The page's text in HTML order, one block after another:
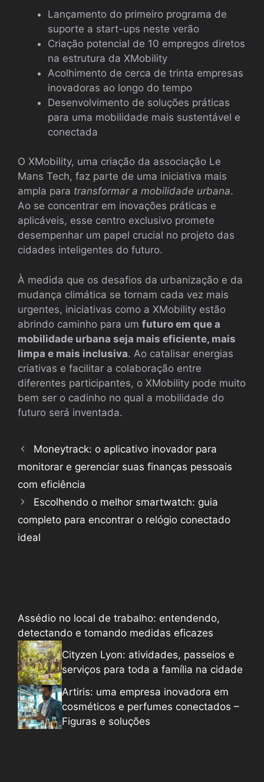
Lançamento do primeiro programa de
suporte a start-ups neste verão
Criação potencial de 10 empregos diretos
na estrutura da XMobility
Acolhimento de cerca de trinta empresas
inovadoras ao longo do tempo
Desenvolvimento de soluções práticas
para uma mobilidade mais sustentável e
conectada
O XMobility, uma criação da associação Le
Mans Tech, faz parte de uma iniciativa mais
ampla para transformar a mobilidade urbana.
Ao se concentrar em inovações práticas e
aplicáveis, esse centro exclusivo promete
desempenhar um papel crucial no projeto das
cidades inteligentes do futuro.
À medida que os desafios da urbanização e da
mudança climática se tornam cada vez mais
urgentes, iniciativas como a XMobility estão
abrindo caminho para um futuro em que a
mobilidade urbana seja mais eficiente, mais
limpa e mais inclusiva. Ao catalisar energias
criativas e facilitar a colaboração entre
diferentes participantes, o XMobility pode muito
bem ser o cadinho no qual a mobilidade do
futuro será inventada.
Moneytrack: o aplicativo inovador para
monitorar e gerenciar suas finanças pessoais
com eficiência
Escolhendo o melhor smartwatch: guia
completo para encontrar o relógio conectado
ideal
Assédio no local de trabalho: entendendo,
detectando e tomando medidas eficazes
Cityzen Lyon: atividades, passeios e
serviços para toda a família na cidade
Artiris: uma empresa inovadora em
cosméticos e perfumes conectados –
Figuras e soluções